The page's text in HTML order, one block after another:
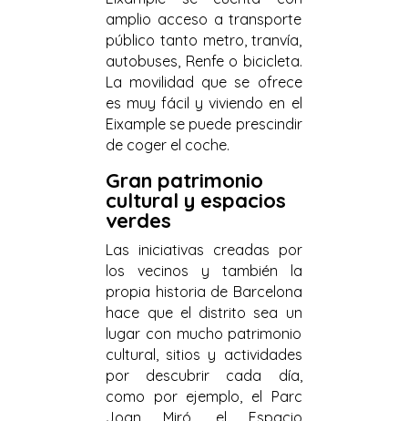
amplio acceso a transporte
público tanto metro, tranvía,
autobuses, Renfe o bicicleta.
La movilidad que se ofrece
es muy fácil y viviendo en el
Eixample se puede prescindir
de coger el coche.
Gran patrimonio
cultural y espacios
verdes
Las iniciativas creadas por
los vecinos y también la
propia historia de Barcelona
hace que el distrito sea un
lugar con mucho patrimonio
cultural, sitios y actividades
por descubrir cada día,
como por ejemplo, el Parc
Joan Miró, el Espacio